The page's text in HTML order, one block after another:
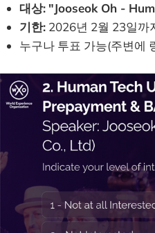
대상:"Jooseok Oh -
기한: 2026년 2월 23일까
누구나 투표 가능(주변에